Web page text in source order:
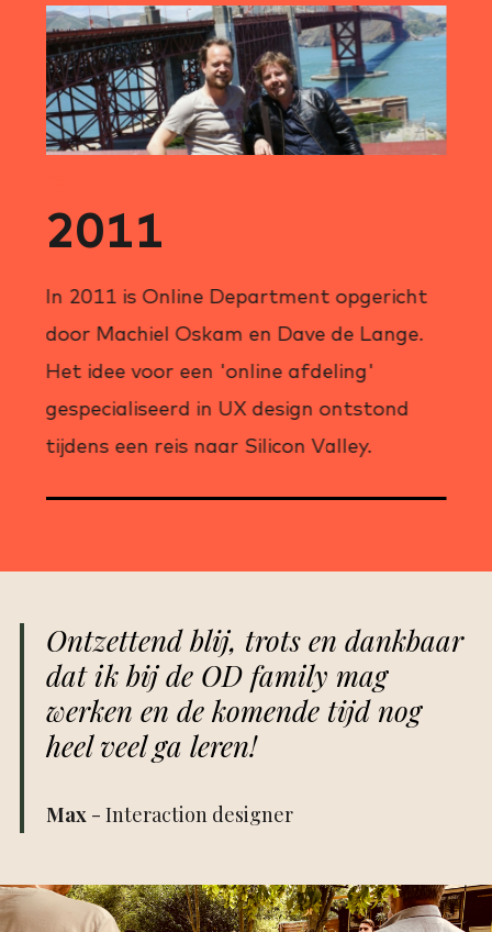
2011
In 2011 is Online Department opgericht
door Machiel Oskam en Dave de Lange.
Het idee voor een 'online afdeling'
gespecialiseerd in UX design ontstond
tijdens een reis naar Silicon Valley.
Ontzettend blij, trots en dankbaar
dat ik bij de OD family mag
werken en de komende tijd nog
heel veel ga leren!
Max - Interaction designer